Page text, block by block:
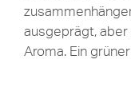
ausgeprägt, aber
Aroma. Ein